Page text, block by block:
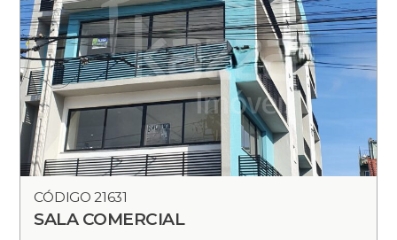
CÓDIGO 21631
SALA COMERCIAL